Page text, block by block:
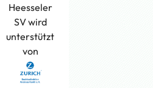
Heesseler
SV wird
unterstützt
von